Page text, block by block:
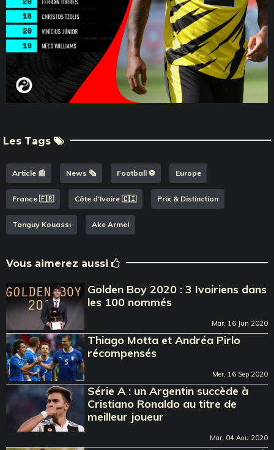
Les Tags
Article 📰 News 🗞️ Football ⚽️ Europe
France 🇫🇷 Côte d'Ivoire 🇨🇮 Prix & Distinction
Tanguy Kouassi Ake Armel
Vous aimerez aussi
Golden Boy 2020 : 3 Ivoiriens dans
les 100 nommés
Mar, 16 Jun 2020
Thiago Motta et Andréa Pirlo
récompensés
Mer, 16 Sep 2020
Série A : un Argentin succède à
Cristiano Ronaldo au titre de
meilleur joueur
Mar, 04 Aou 2020